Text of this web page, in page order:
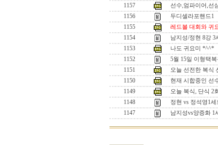
1157
선수,엄파이어,선
1156
두디셀라포핸드1
1155
레드볼 대회와 귀
1154
남지성/정현 8강 3
1153
나도 귀요미 *^^*
1152
5월 15일 이형택
1151
오늘 선전한 복식
1150
현재 시합중인 선
1149
오늘 복식, 단식 2
1148
정현 vs 정석영1
1147
남지성vs양증화 1